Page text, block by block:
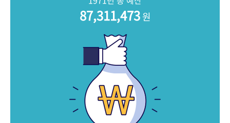
87,311,473원